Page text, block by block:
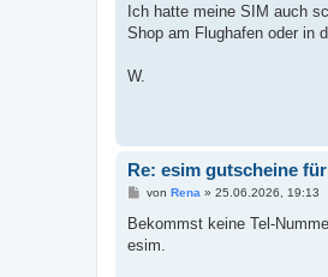
Ich hatte meine SIM auch
Shop am Flughafen oder in
W.
Re: esim gutscheine
B
i
r
von Rena» 25.06.2026, 19:13
Bekommst keine Tel-
esim.